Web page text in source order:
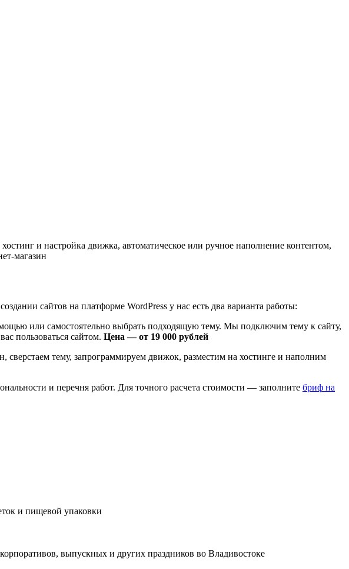
и настройка движка, автоматическое или ручное наполнение контентом,
магазин
сайтов на платформе WordPress у нас есть два варианта работы:
или самостоятельно выбрать подходящую тему. Мы подключим тему к сайту,
пользоваться сайтом. Цена — от 19 000 рублей
сверстаем тему, запрограммируем движок, разместим на хостинге и наполним
и перечня работ. Для точного расчета стоимости — заполните бриф на
и пищевой упаковки
выпускных и других праздников во Владивостоке